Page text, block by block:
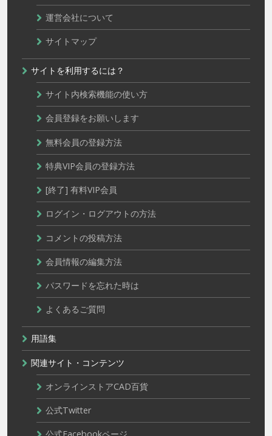
運営会社について
サイトマップ
サイトを利用するには？
サイト内検索機能の使い方
会員登録をお願いします
無料会員の登録方法
特典VIP会員の登録方法
[終了] 有料VIP会員
ログイン・ログアウトの方法
コメントの投稿方法
会員情報の編集方法
パスワードを忘れた時は
よくあるご質問
用語集
関連サイト・コンテンツ
オンラインストアCAD百貨
公式Twitter